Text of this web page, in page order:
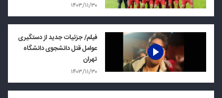
۱۴۰۳/۱۱/۳۰
فیلم/ جزئیات جدید از دستگیری
عوامل قتل دانشجوی دانشگاه
تهران
۱۴۰۳/۱۱/۳۰